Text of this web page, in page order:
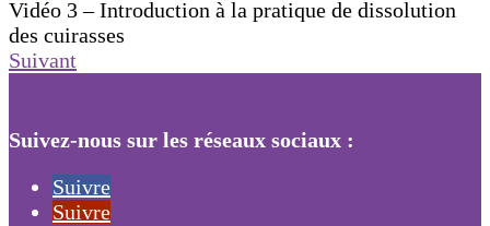
Vidéo 3 – Introduction à la pratique de dissolution
des cuirasses
Suivant
Suivez-nous sur les réseaux sociaux :
Suivre
Suivre